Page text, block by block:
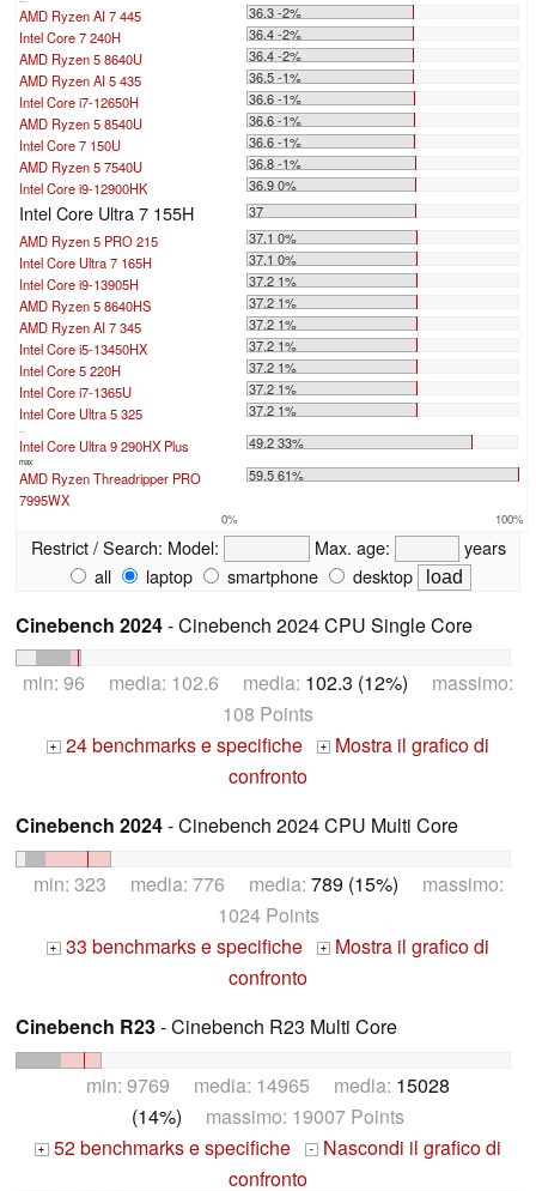
AMD Ryzen AI 7 445
36.3 -2%
Intel Core 7 240H
36.4 -2%
AMD Ryzen 5 8640U
36.4 -2%
AMD Ryzen AI 5 435
36.5 -1%
Intel Core i7-12650H
36.6 -1%
AMD Ryzen 5 8540U
36.6 -1%
Intel Core 7 150U
36.6 -1%
AMD Ryzen 5 7540U
36.8 -1%
Intel Core i9-12900HK
36.9 0%
Intel Core Ultra 7 155H
37
AMD Ryzen 5 PRO 215
37.1 0%
Intel Core Ultra 7 165H
37.1 0%
Intel Core i9-13905H
37.2 1%
AMD Ryzen 5 8640HS
37.2 1%
AMD Ryzen AI 7 345
37.2 1%
Intel Core i5-13450HX
37.2 1%
Intel Core 5 220H
37.2 1%
Intel Core i7-1365U
37.2 1%
Intel Core Ultra 5 325
37.2 1%
Intel Core Ultra 9 290HX Plus 49.2 33%
max:
AMD Ryzen Threadripper PRO
7995WX
59.5 61%
0% 100%
Restrict / Search: Model: Max. age:
years
all
laptop smartphone desktop
Cinebench 2024- Cinebench 2024 CPU Single Core
min: 96 media: 102.6 media: 102.3 (12%) massimo:
108 Points
+ 24 benchmarks e specifiche +
Mostra il grafico di
confronto
Cinebench 2024- Cinebench 2024 CPU Multi Core
min: 323 media: 776 media: 789 (15%) massimo:
1024 Points
+ 33 benchmarks e specifiche +
Mostra il grafico di
confronto
Cinebench R23- Cinebench R23 Multi Core
min: 9769 media: 14965 media: 15028
(14%) massimo: 19007 Points
+ 52 benchmarks e specifiche -
Nascondi il grafico di
confronto